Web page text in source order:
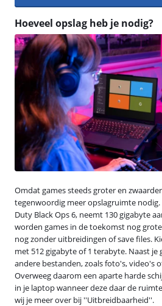
Hoeveel opslag heb je nodig?
Omdat games steeds groter en
tegenwoordig meer opslagruimte nodig.
Duty Black Ops 6, neemt 130 gigabyte
worden games in de toekomst nog
nog zonder uitbreidingen of save files.
met 512 gigabyte of 1 terabyte. Naast je
andere bestanden, zoals foto's, video's
Overweeg daarom een aparte harde
in je laptop wanneer deze daar de
wij je meer over bij ''Uitbreidbaarheid''.